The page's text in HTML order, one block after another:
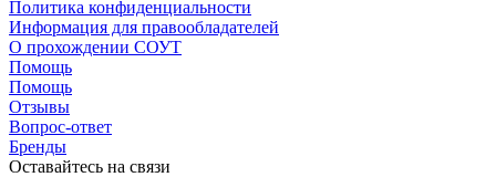
Политика конфиденциальности
Информация для правообладателей
О прохождении СОУТ
Помощь
Помощь
Отзывы
Вопрос-ответ
Бренды
Оставайтесь на связи